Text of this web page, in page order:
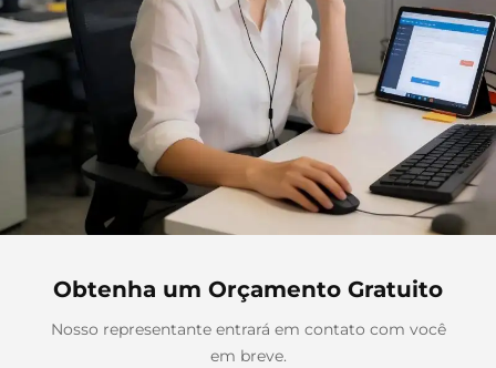
Obtenha um Orçamento Gratuito
Nosso representante entrará em contato com você
em breve.